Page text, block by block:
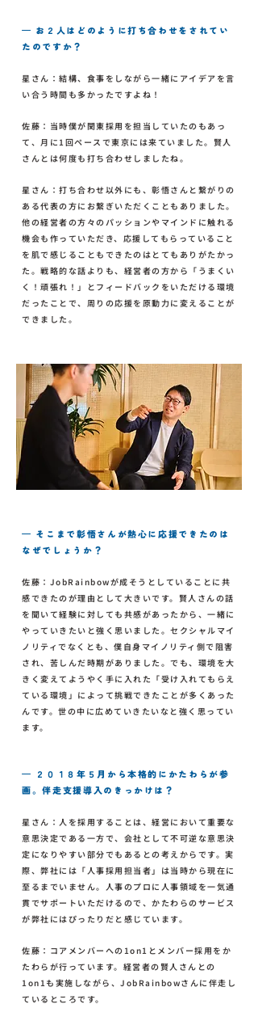
— お２人はどのように打ち合わせをされてい
たのですか？
星さん：結構、食事をしながら一緒にアイデアを言
い合う時間も多かったですよね！
佐藤：当時僕が関東採用を担当していたのもあっ
て、月に1回ペースで東京には来ていました。賢人
さんとは何度も打ち合わせしましたね。
星さん：打ち合わせ以外にも、彰悟さんと繋がりの
ある代表の方にお繋ぎいただくこともありました。
他の経営者の方々のパッションやマインドに触れる
機会も作っていただき、応援してもらっていること
を肌で感じることもできたのはとてもありがたかっ
た。戦略的な話よりも、経営者の方から「うまくい
く！頑張れ！」とフィードバックをいただける環境
だったことで、周りの応援を原動力に変えることが
できました。
— そこまで彰悟さんが熱心に応援できたのは
なぜでしょうか？
佐藤：JobRainbowが成そうとしていることに共
感できたのが理由として大きいです。賢人さんの話
を聞いて経験に対しても共感があったから、一緒に
やっていきたいと強く思いました。セクシャルマイ
ノリティでなくとも、僕自身マイノリティ側で阻害
され、苦しんだ時期がありました。でも、環境を大
きく変えてようやく手に入れた「受け入れてもらえ
ている環境」によって挑戦できたことが多くあった
んです。世の中に広めていきたいなと強く思ってい
ます。
— ２０１８年５月から本格的にかたわらが参
画。伴走支援導入のきっかけは？
星さん：人を採用することは、経営において重要な
意思決定である一方で、会社として不可逆な意思決
定になりやすい部分でもあるとの考えからです。実
際、弊社には「人事採用担当者」は当時から現在に
至るまでいません。人事のプロに人事領域を一気通
貫でサポートいただけるので、かたわらのサービス
が弊社にはぴったりだと感じています。
佐藤：コアメンバーへの1on1とメンバー採用をか
たわらが行っています。経営者の賢人さんとの
1on1も実施しながら、JobRainbowさんに伴走し
ているところです。